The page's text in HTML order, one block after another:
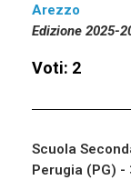
Arezzo
Edizione 2025-
Voti: 2
Scuola
Perugia (PG) -